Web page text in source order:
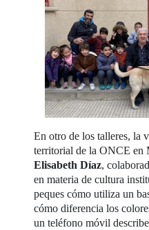
En otro de los talleres, la
territorial de la ONCE
Elisabeth Díaz,
en materia de cultura
peques cómo utiliza un
cómo diferencia los
un teléfono móvil